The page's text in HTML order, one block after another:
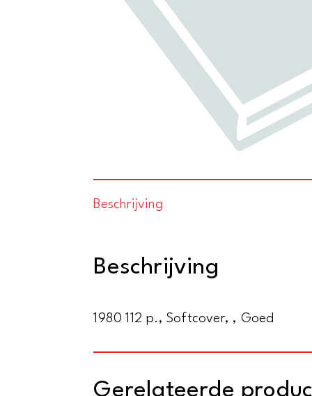
Beschrijving
Beschrijving
1980 112 p., Softcover, , Goed
Gerelateerde